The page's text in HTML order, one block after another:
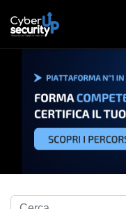
Cerca nel blog...